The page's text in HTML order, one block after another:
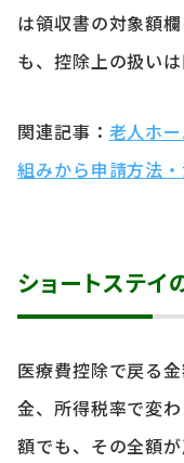
は領収書の対象額
も、控除上の扱い
関連記事： 老人ホ
組みから申請方法
ショートステイ
医療費控除で戻る
金、所得税率で変
額でも、その全額